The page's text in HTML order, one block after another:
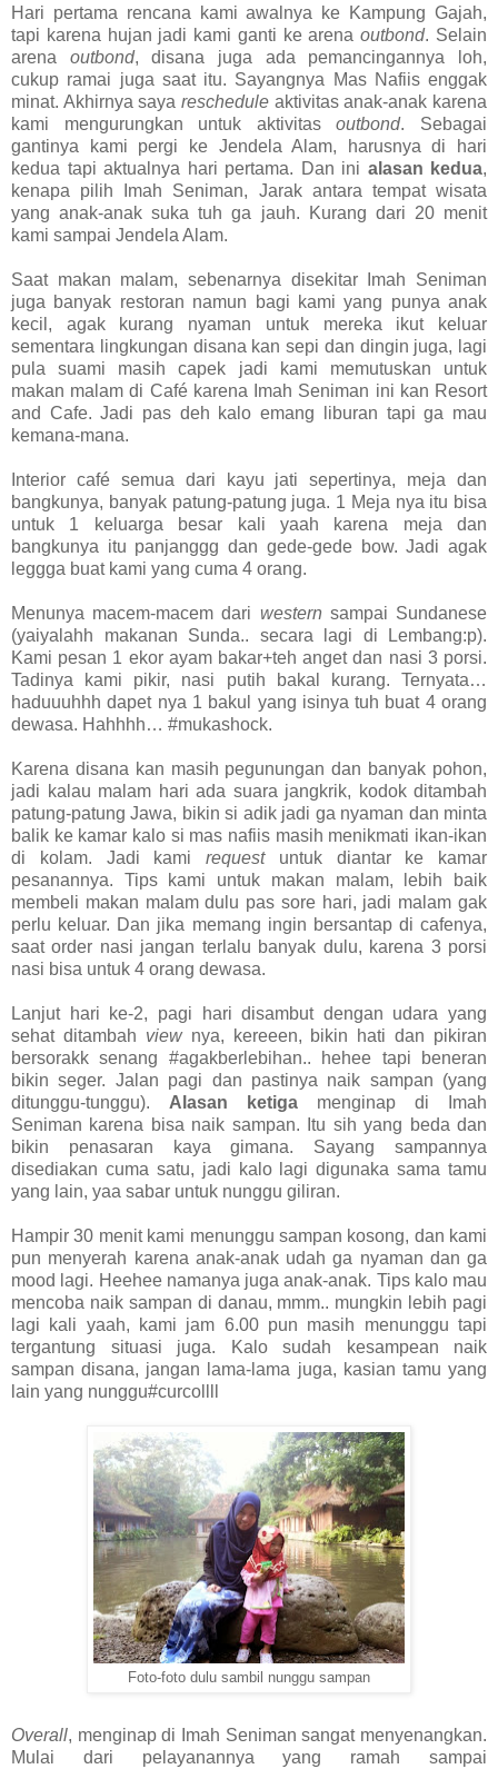
Hari pertama rencana kami awalnya ke Kampung Gajah,
tapi karena hujan jadi kami ganti ke arenaoutbond. Selain
arena outbond, disana juga ada pemancingannya loh,
cukup ramai juga saat itu. Sayangnya Mas Nafiis enggak
minat. Akhirnya saya reschedule aktivitas anak-anak karena
kami mengurungkan untuk aktivitasoutbond. Sebagai
gantinya kami pergi ke Jendela Alam, harusnya di hari
kedua tapi aktualnya hari pertama. Dan ini alasan kedua,
kenapa pilih Imah Seniman, Jarak antara tempat wisata
yang anak-anak suka tuh ga jauh. Kurang dari 20 menit
kami sampai Jendela Alam.
Saat makan malam, sebenarnya disekitar Imah Seniman
juga banyak restoran namun bagi kami yang punya anak
kecil, agak kurang nyaman untuk mereka ikut keluar
sementara lingkungan disana kan sepi dan dingin juga, lagi
pula suami masih capek jadi kami memutuskan untuk
makan malam di Café karena Imah Seniman ini kan Resort
and Cafe. Jadi pas deh kalo emang liburan tapi ga mau
kemana-mana.
Interior café semua dari kayu jati sepertinya, meja dan
bangkunya, banyak patung-patung juga. 1 Meja nya itu bisa
untuk 1 keluarga besar kali yaah karena meja dan
bangkunya itu panjanggg dan gede-gede bow. Jadi agak
leggga buat kami yang cuma 4 orang.
Menunya macem-macem dari western sampai Sundanese
(yaiyalahh makanan Sunda.. secara lagi di Lembang:p).
Kami pesan 1 ekor ayam bakar+teh anget dan nasi 3 porsi.
Tadinya kami pikir, nasi putih bakal kurang. Ternyata…
haduuuhhh dapet nya 1 bakul yang isinya tuh buat 4 orang
dewasa. Hahhhh… #mukashock.
Karena disana kan masih pegunungan dan banyak pohon,
jadi kalau malam hari ada suara jangkrik, kodok ditambah
patung-patung Jawa, bikin si adik jadi ga nyaman dan minta
balik ke kamar kalo si mas nafiis masih menikmati ikan-ikan
di kolam. Jadi kami requestuntuk diantar ke kamar
pesanannya. Tips kami untuk makan malam, lebih baik
membeli makan malam dulu pas sore hari, jadi malam gak
perlu keluar. Dan jika memang ingin bersantap di cafenya,
saat order nasi jangan terlalu banyak dulu, karena 3 porsi
nasi bisa untuk 4 orang dewasa.
Lanjut hari ke-2, pagi hari disambut dengan udara yang
sehat ditambah view nya, kereeen, bikin hati dan pikiran
bersorakk senang #agakberlebihan.. hehee tapi beneran
bikin seger. Jalan pagi dan pastinya naik sampan (yang
ditunggu-tunggu). Alasan ketiga menginap di Imah
Seniman karena bisa naik sampan. Itu sih yang beda dan
bikin penasaran kaya gimana. Sayang sampannya
disediakan cuma satu, jadi kalo lagi digunaka sama tamu
yang lain, yaa sabar untuk nunggu giliran.
Hampir 30 menit kami menunggu sampan kosong, dan kami
pun menyerah karena anak-anak udah ga nyaman dan ga
mood lagi. Heehee namanya juga anak-anak. Tips kalo mau
mencoba naik sampan di danau, mmm.. mungkin lebih pagi
lagi kali yaah, kami jam 6.00 pun masih menunggu tapi
tergantung situasi juga. Kalo sudah kesampean naik
sampan disana, jangan lama-lama juga, kasian tamu yang
lain yang nunggu#curcollll
Foto-foto dulu sambil nunggu sampan
Overall, menginap di Imah Seniman sangat menyenangkan.
Mulai dari pelayanannya yang ramah sampai